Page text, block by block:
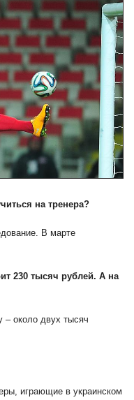
на тренера?
В марте
230 тысяч рублей. А на
– около двух тысяч
играющие в украинском